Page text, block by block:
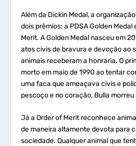
Além da Dickin Medal, a
dois prêmios: a PDSA Golden Medal
Merit. A Golden Medal nasceu em
atos civis de bravura e devoção ao
animais receberam a honraria. O
morto em maio de 1990 ao tentar
uma faca que ameaçava civis e
pescoço e no coração, Bulla morreu
Já a Order of Merit reconhece
de maneira altamente devota para
sociedade. Qualquer animal que